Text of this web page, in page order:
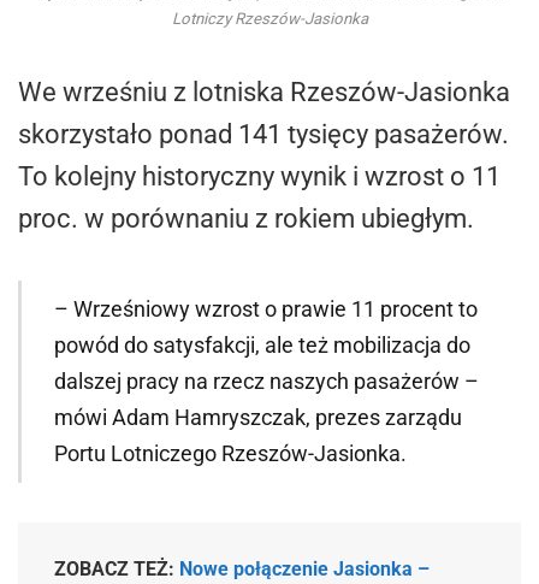
Lotniczy Rzeszów-Jasionka
We wrześniu z lotniska Rzeszów-Jasionka
skorzystało ponad 141 tysięcy pasażerów.
To kolejny historyczny wynik i wzrost o 11
proc. w porównaniu z rokiem ubiegłym.
– Wrześniowy wzrost o prawie 11 procent to
powód do satysfakcji, ale też mobilizacja do
dalszej pracy na rzecz naszych pasażerów –
mówi Adam Hamryszczak, prezes zarządu
Portu Lotniczego Rzeszów-Jasionka.
ZOBACZ TEŻ: Nowe połączenie Jasionka –